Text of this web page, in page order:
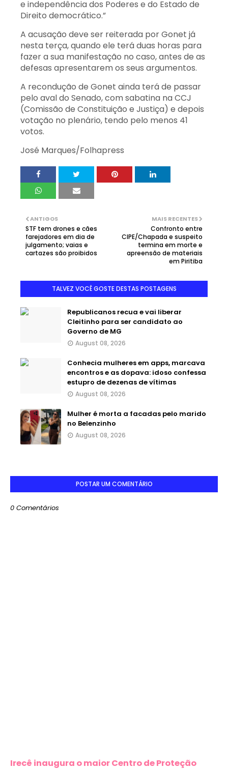
e independência dos Poderes e do Estado de
Direito democrático.”
A acusação deve ser reiterada por Gonet já
nesta terça, quando ele terá duas horas para
fazer a sua manifestação no caso, antes de as
defesas apresentarem os seus argumentos.
A recondução de Gonet ainda terá de passar
pelo aval do Senado, com sabatina na CCJ
(Comissão de Constituição e Justiça) e depois
votação no plenário, tendo pelo menos 41
votos.
José Marques/Folhapress
MAIS RECENTES
Confronto entre
CIPE/Chapada e suspeito
termina em morte e
apreensão de materiais
em Piritiba
ANTIGOS
STF tem drones e cães
farejadores em dia de
julgamento; vaias e
cartazes são proibidos
TALVEZ VOCÊ GOSTE DESTAS POSTAGENS
Republicanos recua e vai liberar
Cleitinho para ser candidato ao
Governo de MG
August 08, 2026
Conhecia mulheres em apps, marcava
encontros e as dopava: idoso confessa
estupro de dezenas de vítimas
August 08, 2026
Mulher é morta a facadas pelo marido
no Belenzinho
August 08, 2026
POSTAR UM COMENTÁRIO
0 Comentários
Irecê inaugura o maior Centro de Proteção